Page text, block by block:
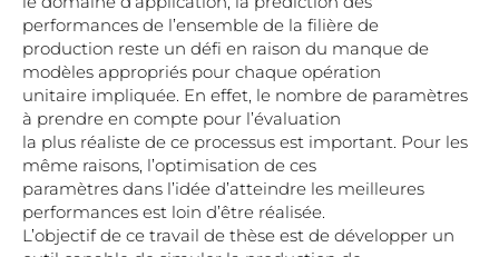
performances de l’ensemble de la filière de
production reste un défi en raison du manque de
modèles appropriés pour chaque opération
unitaire impliquée. En effet, le nombre de paramètres
à prendre en compte pour l’évaluation
la plus réaliste de ce processus est important. Pour les
même raisons, l’optimisation de ces
paramètres dans l’idée d’atteindre les meilleures
performances est loin d’être réalisée.
L’objectif de ce travail de thèse est de développer un